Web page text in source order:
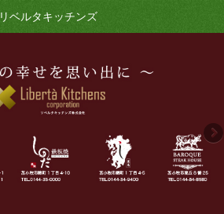
リベルタキッチンズ